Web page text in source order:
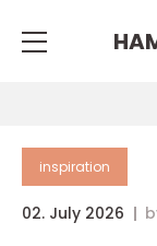
inspiration
02. July 2026